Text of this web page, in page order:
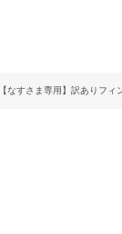
【なすさま専用】訳ありフ